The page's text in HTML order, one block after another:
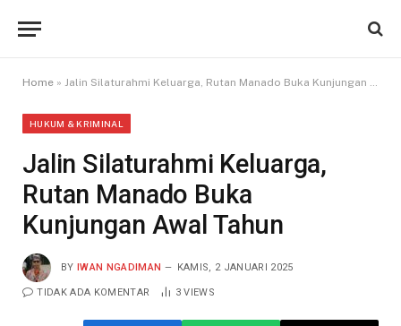
Home » Jalin Silaturahmi Keluarga, Rutan Manado Buka Kunjungan Awal Tahun
HUKUM & KRIMINAL
Jalin Silaturahmi Keluarga,
Rutan Manado Buka
Kunjungan Awal Tahun
BY IWAN NGADIMAN KAMIS, 2 JANUARI 2025
TIDAK ADA KOMENTAR 3VIEWS